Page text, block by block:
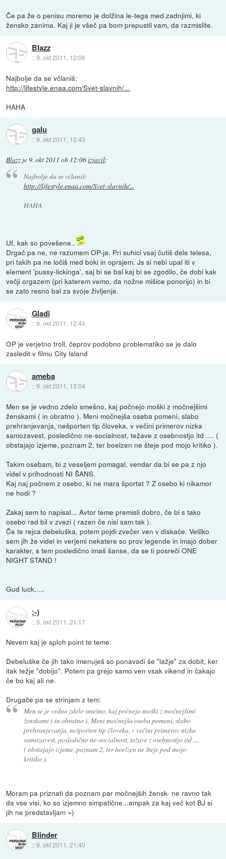
Če pa že o penisu moremo je dolžina le-tega med zadnjimi, ki
žensko zanima. Kaj ji je všeč pa bom prepustil vam, da razmislite.
Blazz
::9. okt 2011, 12:06
Najbolje da se včlaniš:
http://lifestyle.enaa.com/Svet-slavnih/...
HAHA
galu
::9. okt 2011, 12:43
Blazz je 9. okt 2011 ob 12:06izjavil:
Najbolje da se včlaniš:
http://lifestyle.enaa.com/Svet-slavnih/...
HAHA
Uf, kak so povešene..
Drgač pa ne, ne razumem OP-ja. Pri suhici vsaj čutiš dele telesa,
pri takih pa ne ločiš med boki in oprsjem. Js si nebi upal iti v
element 'pussy-lickinga', saj bi se bal kaj bi se zgodilo, če dobi kak
večji orgazem (pri katerem vemo, da nožne mišice ponorijo) in bi
se zato resno bal za svoje življenje.
Gladi
::9. okt 2011, 12:44
OP je verjetno troll, čeprov podobno problematiko se je dalo
zasledit v filmu City Island
ameba
::9. okt 2011, 13:04
Men se je vedno zdelo smešno, kaj počnejo moški z močnejšimi
ženskami ( in obratno ). Meni močnejša oseba pomeni, slabo
prehranjevanja, nešporten tip človeka, v večini primerov nizka
samozavest, posledično ne-socialnost, težave z osebnostjo itd .... (
obstajajo izjeme, poznam 2, ter boelzen ne šteje pod mojo kritiko ).
Takim osebam, bi z veseljem pomagal, vendar da bi se pa z njo
videl v prihodnosti NI ŠANS.
Kaj naj počnem z osebo, ki ne mara športat ? Z osebo ki nikamor
ne hodi ?
Zakaj sem to napisal... Avtor teme premisli dobro, če bi s tako
osebo rad bil v zvezi ( razen če nisi sam tak ).
Če te rejca debeluška, potem pojdi zvečer ven v diskače. Velilko
sem jih že videl in verjemi nekatere so prov legende in imajo dober
karakter, s tem posledično imaš šanse, da se ti posreči ONE
NIGHT STAND !
Gud luck.....
;-)
::9. okt 2011, 21:17
Nevem kaj je sploh point te teme.
Debeluške če jih tako imenuješ so ponavadi še "lažje" za dobit, ker
itak težje "dobijo". Potem pa grejo samo ven vsak vikend in čakajo
če bo kaj ali ne.
Drugače pa se strinjam z tem:
Men se je vedno zdelo smešno, kaj počnejo moški z močnejšimi
ženskami ( in obratno ). Meni močnejša oseba pomeni, slabo
prehranjevanja, nešporten tip človeka, v večini primerov nizka
samozavest, posledično ne-socialnost, težave z osebnostjo itd ....
( obstajajo izjeme, poznam 2, ter boelzen ne šteje pod mojo
kritiko ).
Moram pa priznati da poznam par močnejših žensk- ne ravno tak
da vse visi, ko so izjemno simpatične...ampak za kaj več kot BJ si
jih ne predstavljam =)
Blinder
::9. okt 2011, 21:40